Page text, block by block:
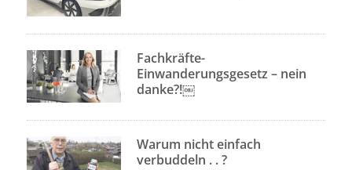
Fachkräfte-
Einwanderungsgesetz – nein
danke?!￼
Warum nicht einfach
verbuddeln . . ?